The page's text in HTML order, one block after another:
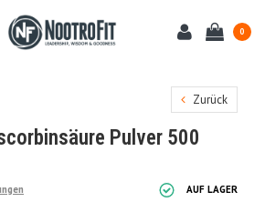
0
Zurück
Pulver 500
AUF LAGER